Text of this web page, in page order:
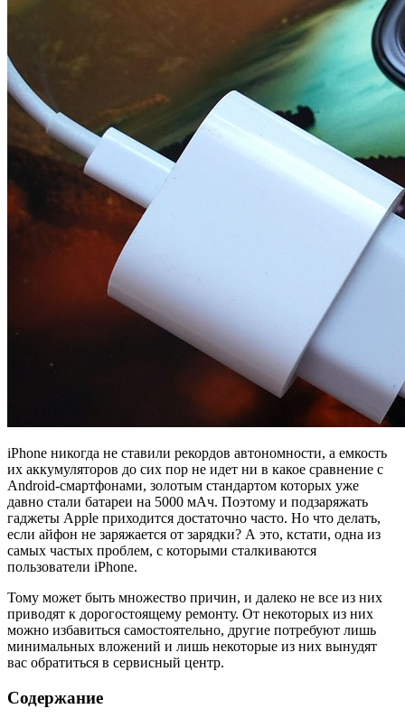
iPhone никогда не ставили рекордов автономности, а емкость
их аккумуляторов до сих пор не идет ни в какое сравнение с
Android-смартфонами, золотым стандартом которых уже
давно стали батареи на 5000 мАч. Поэтому и подзаряжать
гаджеты Apple приходится достаточно часто. Но что делать,
если айфон не заряжается от зарядки? А это, кстати, одна из
самых частых проблем, с которыми сталкиваются
пользователи iPhone.
Тому может быть множество причин, и далеко не все из них
приводят к дорогостоящему ремонту. От некоторых из них
можно избавиться самостоятельно, другие потребуют лишь
минимальных вложений и лишь некоторые из них вынудят
вас обратиться в сервисный центр.
Содержание